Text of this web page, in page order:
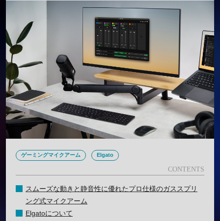
ゲーミングマイクアーム Elgato
スムーズな動きと静音性に優れたプロ仕様のガススプリ
ング式マイクアーム
Elgatoについて